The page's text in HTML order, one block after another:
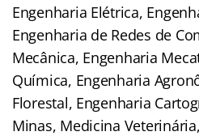
Engenharia Elétrica,
Engenharia de Redes de
Mecânica, Engenharia
Química, Engenharia
Florestal, Engenharia
Minas, Medicina